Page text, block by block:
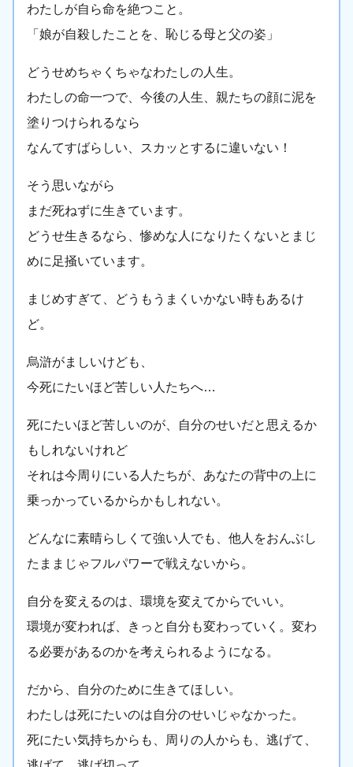
わたしが自ら命を絶つこと。
「娘が自殺したことを、恥じる母と父の姿」
どうせめちゃくちゃなわたしの人生。
わたしの命一つで、今後の人生、親たちの顔に泥を
塗りつけられるなら
なんてすばらしい、スカッとするに違いない！
そう思いながら
まだ死ねずに生きています。
どうせ生きるなら、惨めな人になりたくないとまじ
めに足掻いています。
まじめすぎて、どうもうまくいかない時もあるけ
ど。
烏滸がましいけども、
今死にたいほど苦しい人たちへ…
死にたいほど苦しいのが、自分のせいだと思えるか
もしれないけれど
それは今周りにいる人たちが、あなたの背中の上に
乗っかっているからかもしれない。
どんなに素晴らしくて強い人でも、他人をおんぶし
たままじゃフルパワーで戦えないから。
自分を変えるのは、環境を変えてからでいい。
環境が変われば、きっと自分も変わっていく。変わ
る必要があるのかを考えられるようになる。
だから、自分のために生きてほしい。
わたしは死にたいのは自分のせいじゃなかった。
死にたい気持ちからも、周りの人からも、逃げて、